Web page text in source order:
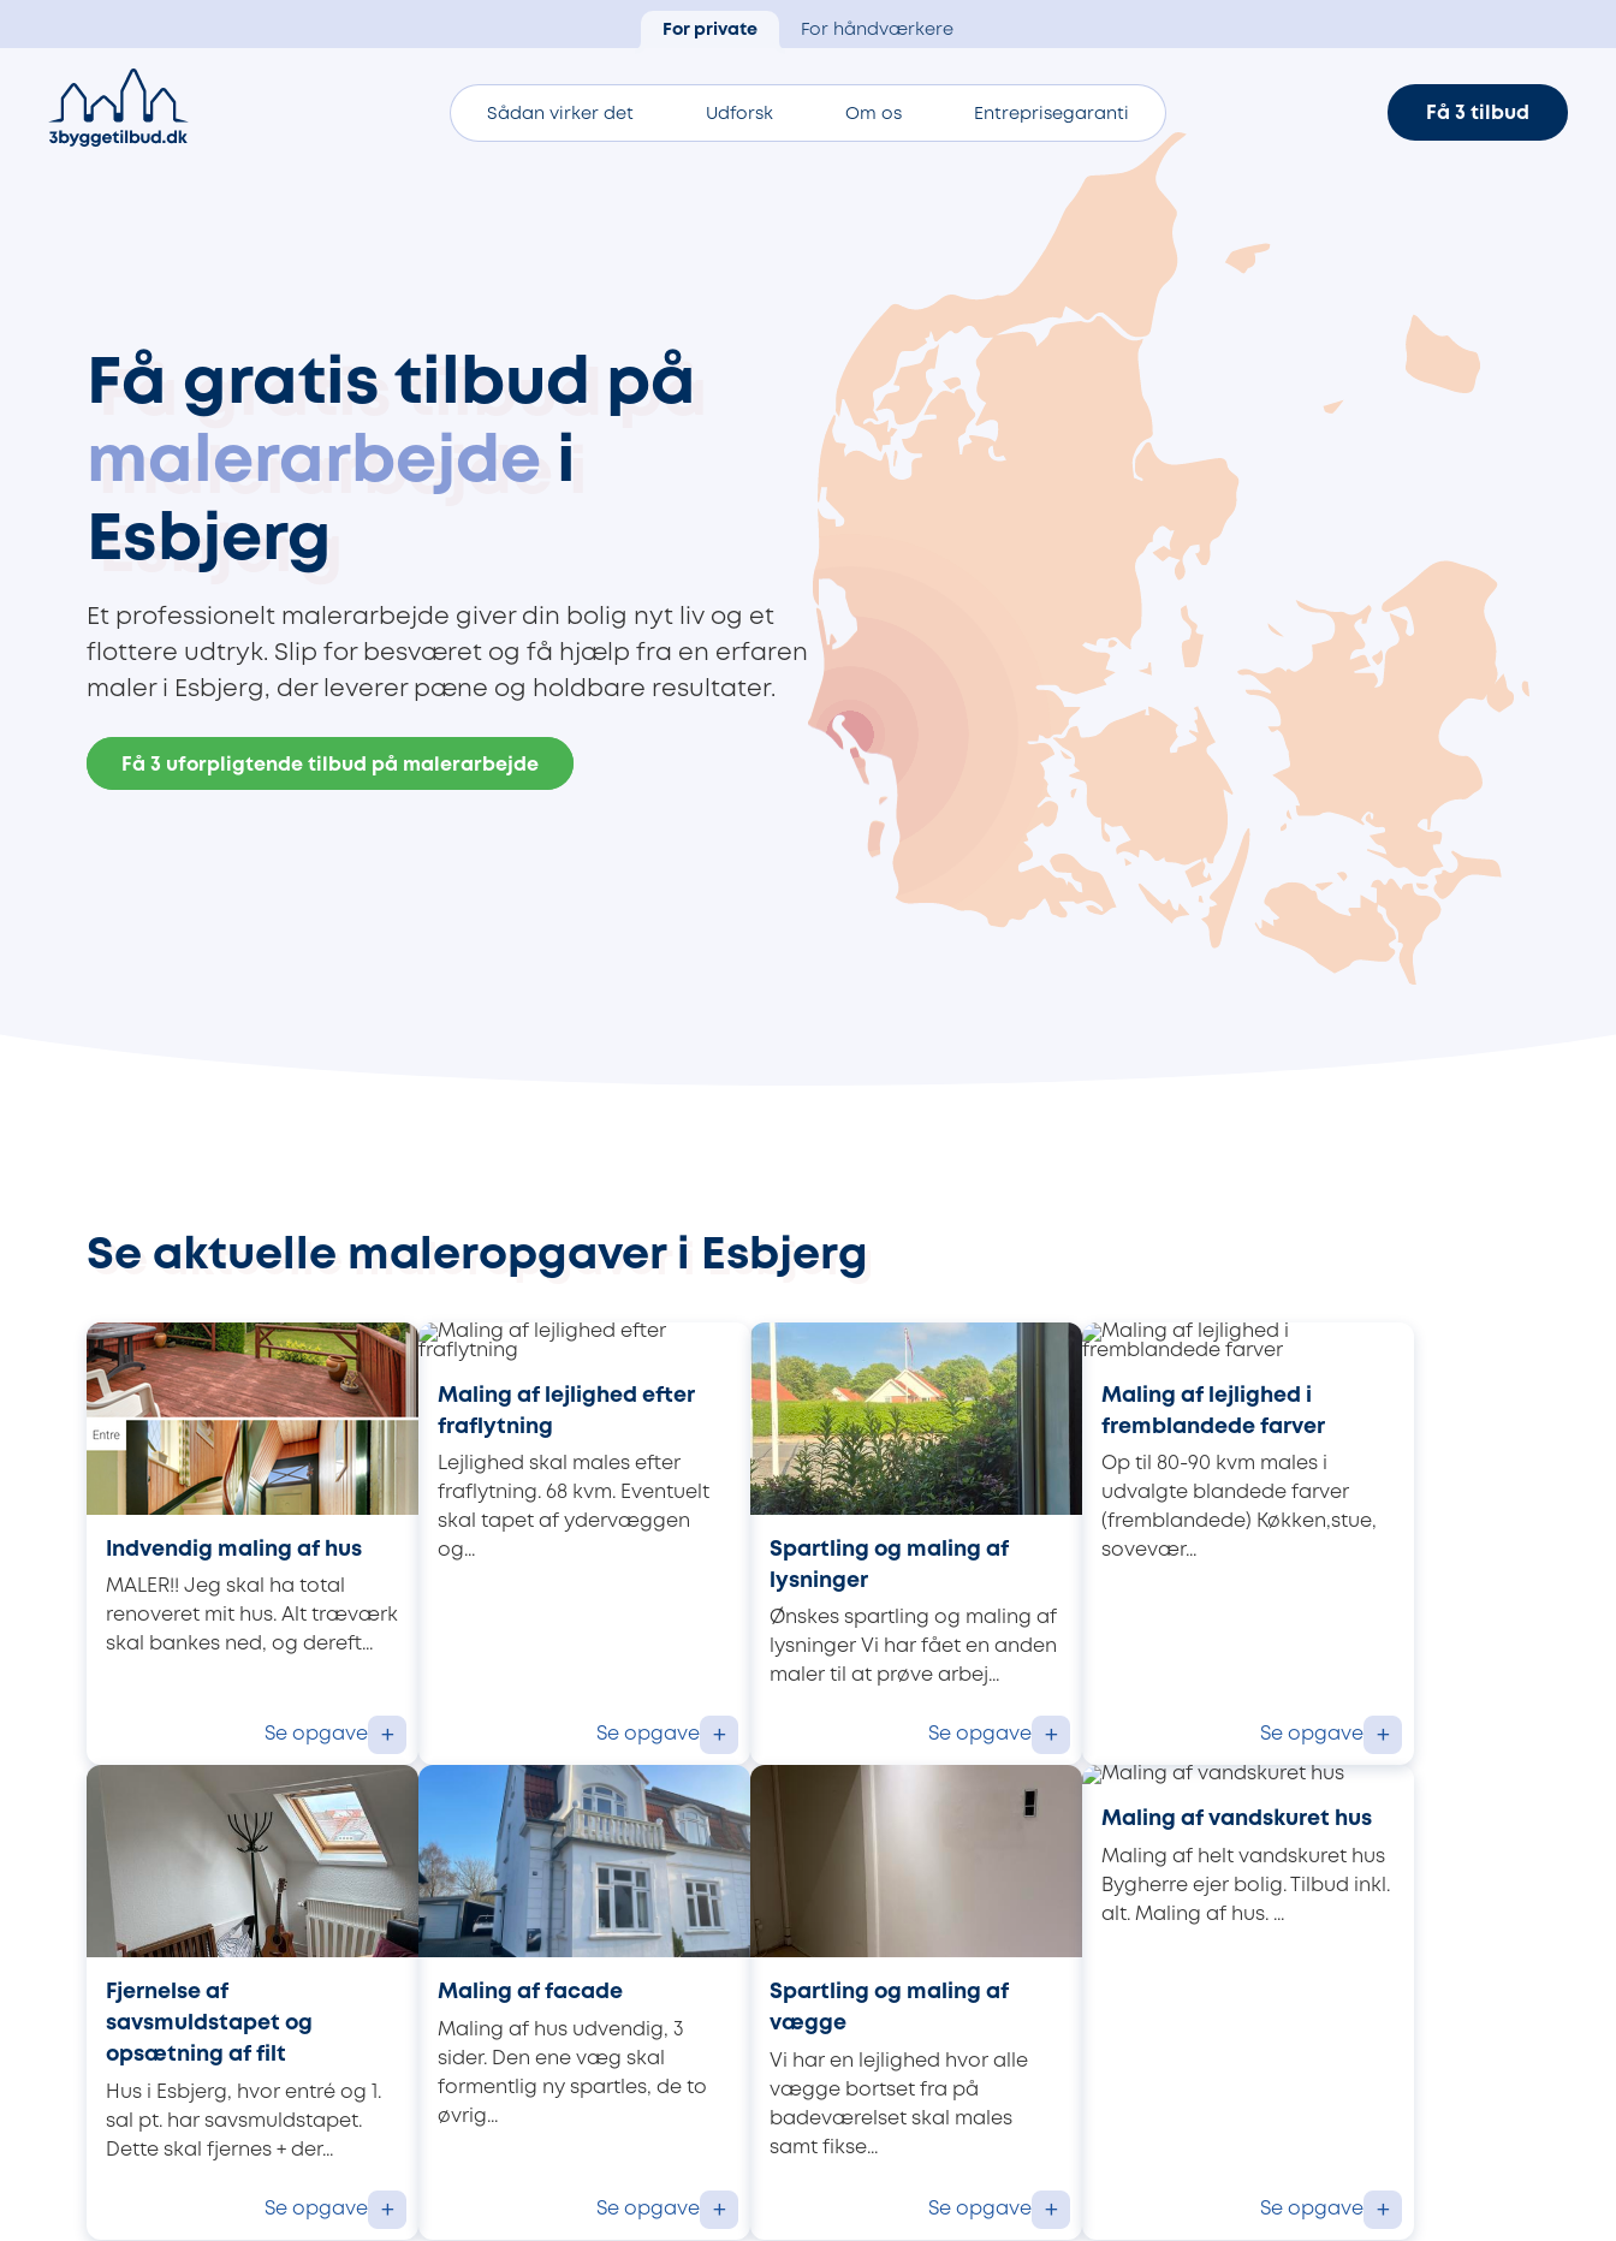
For private For håndværkere
Sådan virker det Udforsk Om os Entreprisegaranti Få 3 tilbud
Få gratis tilbud på
malerarbejde i
Esbjerg
Et professionelt malerarbejde giver din bolig nyt liv og et
flottere udtryk. Slip for besværet og få hjælp fra en erfaren
maler i Esbjerg, der leverer pæne og holdbare resultater.
Få 3 uforpligtende tilbud på malerarbejde
Se aktuelle maleropgaver i Esbjerg
Indvendig maling af hus
MALER!! Jeg skal ha total
renoveret mit hus. Alt træværk
skal bankes ned, og dereft...
Se opgave +
Maling af lejlighed efter
fraflytning
Lejlighed skal males efter
fraflytning. 68 kvm. Eventuelt
skal tapet af ydervæggen
og...
Se opgave +
Spartling og maling af
lysninger
Ønskes spartling og maling af
lysninger Vi har fået en anden
maler til at prøve arbej...
Se opgave +
Maling af lejlighed i
fremblandede farver
Op til 80-90 kvm males i
udvalgte blandede farver
(fremblandede) Køkken,stue,
sovevær...
Se opgave +
Fjernelse af
savsmuldstapet og
opsætning af filt
Hus i Esbjerg, hvor entré og 1.
sal pt. har savsmuldstapet.
Dette skal fjernes + der...
Se opgave +
Maling af facade
Maling af hus udvendig, 3
sider. Den ene væg skal
formentlig ny spartles, de to
øvrig...
Se opgave +
Spartling og maling af
vægge
Vi har en lejlighed hvor alle
vægge bortset fra på
badeværelset skal males
samt fikse...
Se opgave +
Maling af vandskuret hus
Maling af helt vandskuret hus
Bygherre ejer bolig. Tilbud inkl.
alt. Maling af hus. ...
Se opgave +